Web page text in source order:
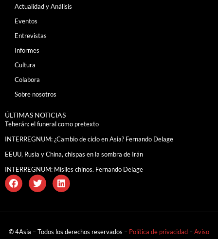
Actualidad y Análisis
Eventos
Entrevistas
Informes
Cultura
Colabora
Sobre nosotros
ÚLTIMAS NOTICIAS
Teherán: el funeral como pretexto
INTERREGNUM: ¿Cambio de ciclo en Asia? Fernando Delage
EEUU, Rusia y China, chispas en la sombra de Irán
INTERREGNUM: Misiles chinos. Fernando Delage
© 4Asia – Todos los derechos reservados – Política de privacidad –Aviso